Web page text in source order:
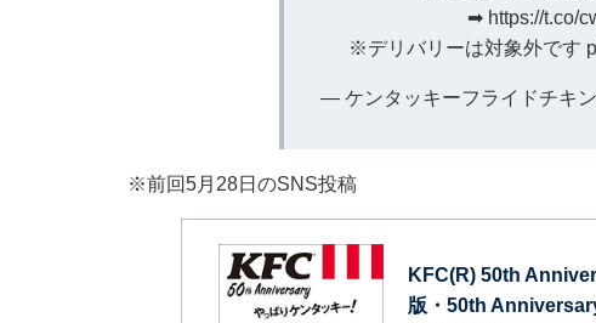
➡ https://t.co/
※デリバリーは対象外です
— ケンタッキーフライドチキ
※前回5月28日のSNS投稿
KFC(R) 50th
版・50th